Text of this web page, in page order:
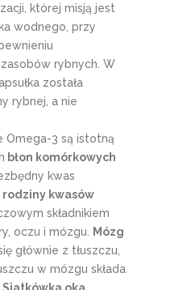
której misją jest
wodnego, przy
rybnych. W
została
rybnej, a nie
Omega-3 są istotną
błon komórkowych
kwas
rodziny kwasów
składnikiem
oczu i mózgu. Mózg
głównie z tłuszczu,
w mózgu składa
Siatkówka oka